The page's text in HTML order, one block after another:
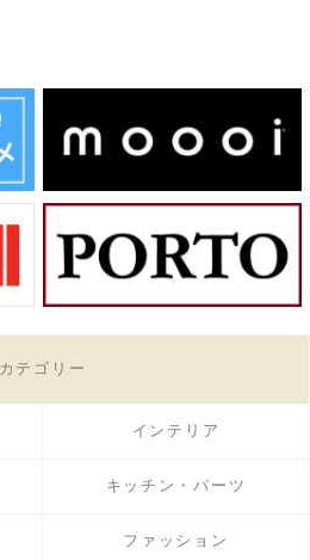
カテゴリー
インテリア
キッチン・パーツ
ファッション